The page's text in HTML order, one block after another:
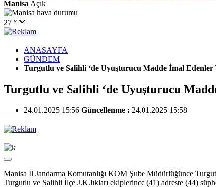
Manisa Açık
27 °
ANASAYFA
GÜNDEM
Turgutlu ve Salihli ‘de Uyuşturucu Madde İmal Edenler
Turgutlu ve Salihli ‘de Uyuşturucu
24.01.2025 15:56 Güncellenme : 24.01.2025 15:58
Manisa İl Jandarma Komutanlığı KOM Şube Müdürlüğünce
Turgutlu ve Salihli İlçe J.K.lıkları ekiplerince (41) adreste (44)